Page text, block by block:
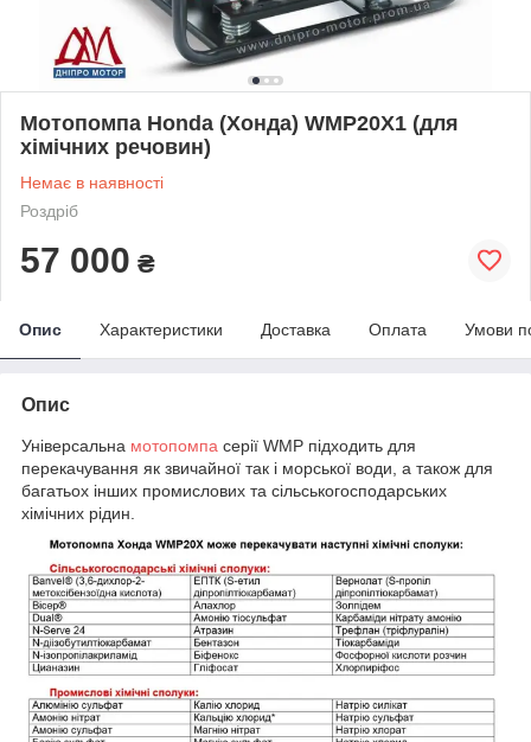
Мотопомпа Honda (Хонда) WMP20X1 (для
хімічних речовин)
Немає в наявності
Роздріб
57 000 ₴
Опис Характеристики Доставка Оплата Умови
Опис
Універсальна мотопомпа серії WMP підходить для
перекачування як звичайної так і морської води, а також для
багатьох інших промислових та сільськогосподарських
хімічних рідин.